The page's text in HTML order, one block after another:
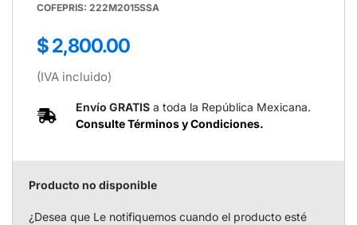
COFEPRIS: 222M2015SSA
Precio
regular
$ 2,800.00
(IVA incluido)
Envío GRATIS a toda la República Mexicana.
Consulte Términos y Condiciones.
Producto no disponible
¿Desea que Le notifiquemos cuando el producto esté